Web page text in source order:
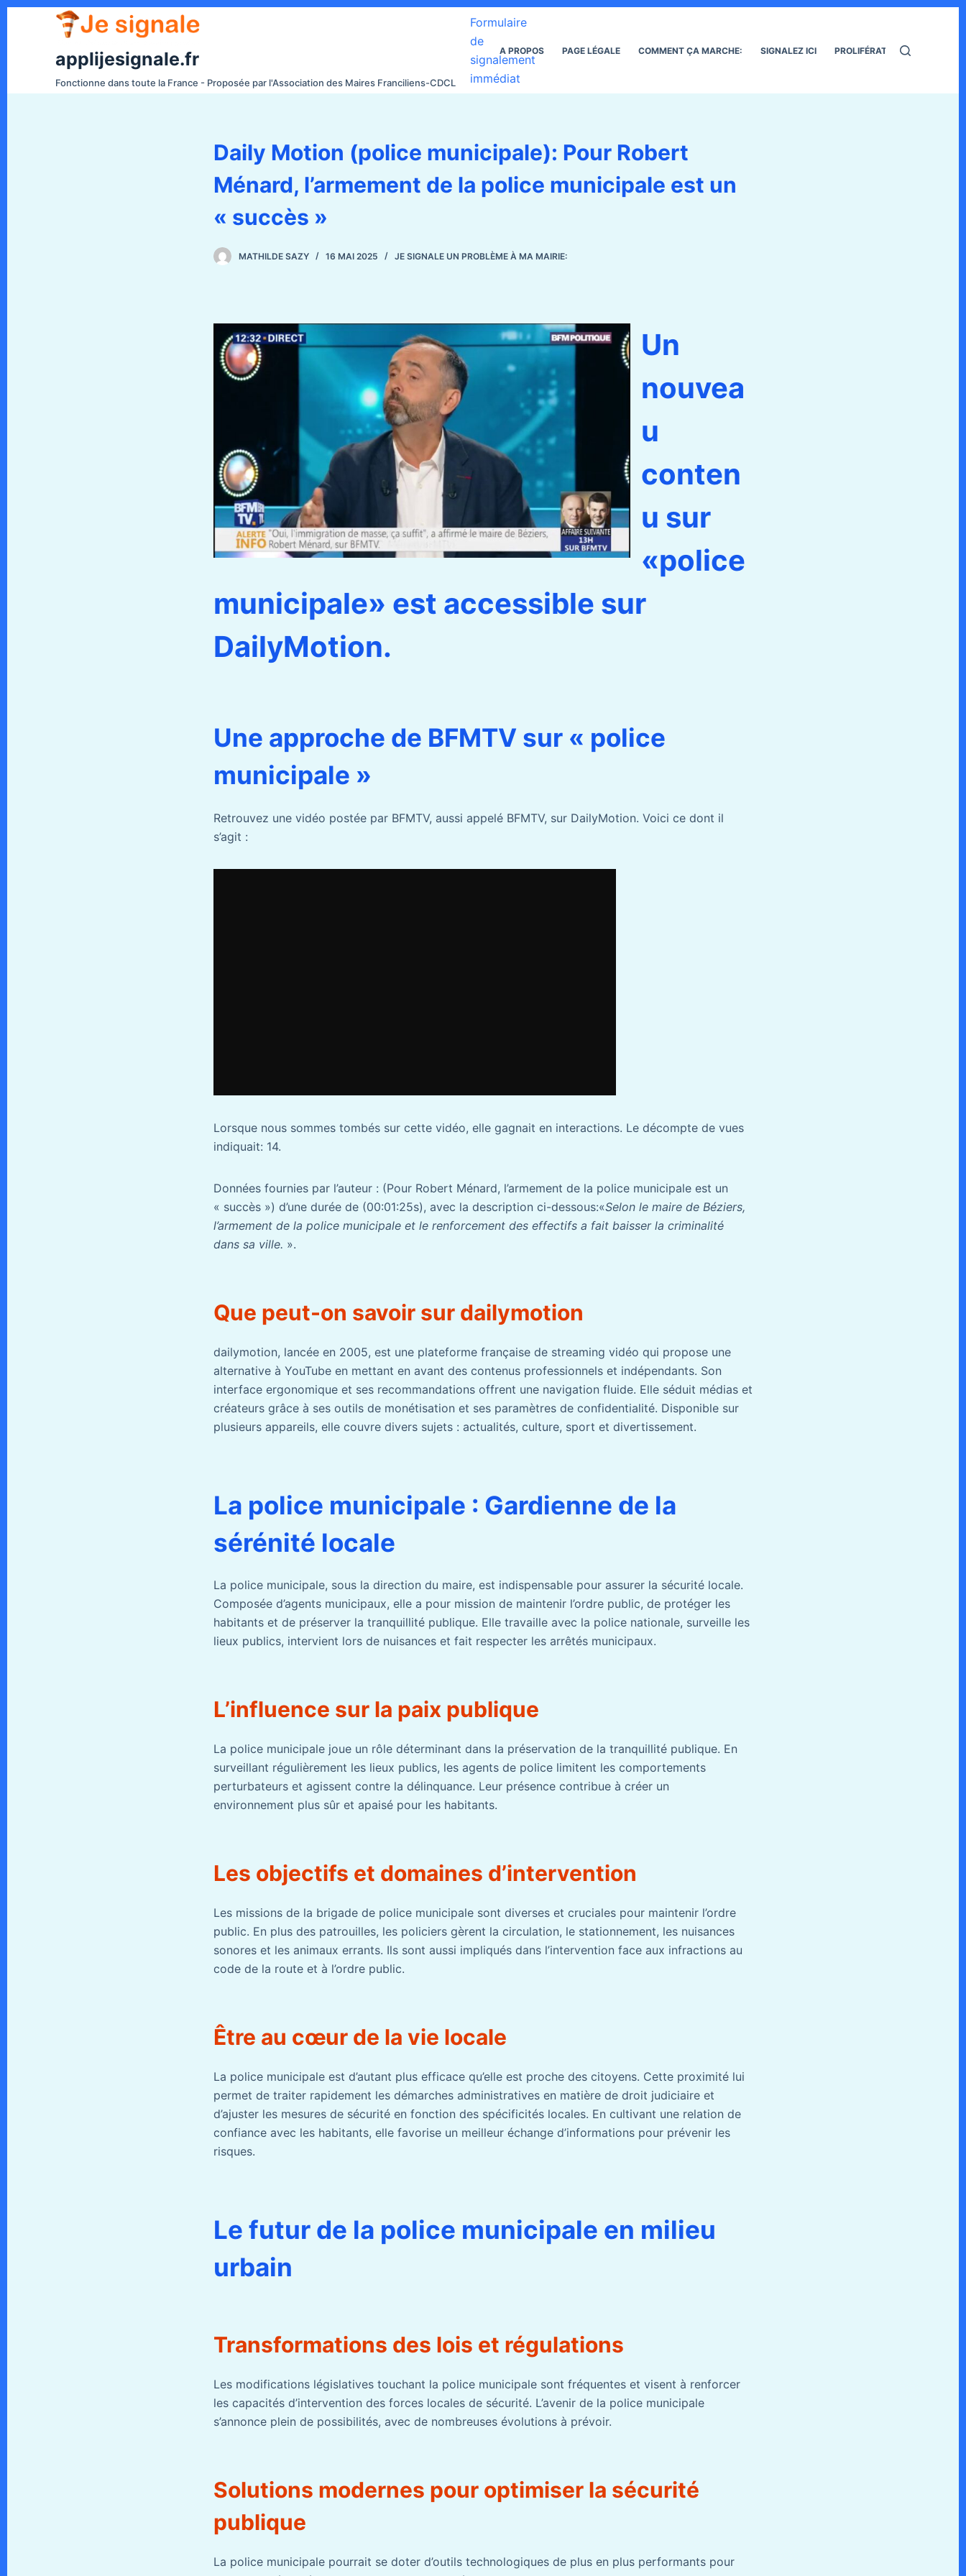
e
applijesignale.fr
Fonctionne dans toute la France - Proposée par l'Association des Maires Franciliens-CDCL
Formulaire
de
signalement
immédiat
A PROPOS PAGE LÉGALE COMMENT ÇA MARCHE: SIGNALEZ ICI PROLIFÉRATION DES RATS
Daily Motion (police municipale): Pour Robert
Ménard, l’armement de la police municipale est un
« succès »
MATHILDE SAZY 16 MAI 2025 JE SIGNALE UN PROBLÈME À MA MAIRIE:
Un
nouvea
u
conten
u sur
«police
municipale» est accessible sur
DailyMotion.
Une approche de BFMTV sur « police
municipale »
Retrouvez une vidéo postée par BFMTV, aussi appelé BFMTV, sur DailyMotion. Voici ce dont il
s’agit :
Lorsque nous sommes tombés sur cette vidéo, elle gagnait en interactions. Le décompte de vues
indiquait: 14.
Données fournies par l’auteur : (Pour Robert Ménard, l’armement de la police municipale est un
« succès ») d’une durée de (00:01:25s), avec la description ci-dessous:«Selon le maire de Béziers,
l’armement de la police municipale et le renforcement des effectifs a fait baisser la criminalité
dans sa ville. ».
Que peut-on savoir sur dailymotion
dailymotion, lancée en 2005, est une plateforme française de streaming vidéo qui propose une
alternative à YouTube en mettant en avant des contenus professionnels et indépendants. Son
interface ergonomique et ses recommandations offrent une navigation fluide. Elle séduit médias et
créateurs grâce à ses outils de monétisation et ses paramètres de confidentialité. Disponible sur
plusieurs appareils, elle couvre divers sujets : actualités, culture, sport et divertissement.
La police municipale : Gardienne de la
sérénité locale
La police municipale, sous la direction du maire, est indispensable pour assurer la sécurité locale.
Composée d’agents municipaux, elle a pour mission de maintenir l’ordre public, de protéger les
habitants et de préserver la tranquillité publique. Elle travaille avec la police nationale, surveille les
lieux publics, intervient lors de nuisances et fait respecter les arrêtés municipaux.
L’influence sur la paix publique
La police municipale joue un rôle déterminant dans la préservation de la tranquillité publique. En
surveillant régulièrement les lieux publics, les agents de police limitent les comportements
perturbateurs et agissent contre la délinquance. Leur présence contribue à créer un
environnement plus sûr et apaisé pour les habitants.
Les objectifs et domaines d’intervention
Les missions de la brigade de police municipale sont diverses et cruciales pour maintenir l’ordre
public. En plus des patrouilles, les policiers gèrent la circulation, le stationnement, les nuisances
sonores et les animaux errants. Ils sont aussi impliqués dans l’intervention face aux infractions au
code de la route et à l’ordre public.
Être au cœur de la vie locale
La police municipale est d’autant plus efficace qu’elle est proche des citoyens. Cette proximité lui
permet de traiter rapidement les démarches administratives en matière de droit judiciaire et
d’ajuster les mesures de sécurité en fonction des spécificités locales. En cultivant une relation de
confiance avec les habitants, elle favorise un meilleur échange d’informations pour prévenir les
risques.
Le futur de la police municipale en milieu
urbain
Transformations des lois et régulations
Les modifications législatives touchant la police municipale sont fréquentes et visent à renforcer
les capacités d’intervention des forces locales de sécurité. L’avenir de la police municipale
s’annonce plein de possibilités, avec de nombreuses évolutions à prévoir.
Solutions modernes pour optimiser la sécurité
publique
La police municipale pourrait se doter d’outils technologiques de plus en plus performants pour